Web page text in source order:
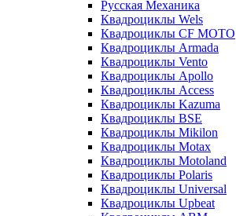
Русская Механика
Квадроциклы Wels
Квадроциклы CF MOTO
Квадроциклы Armada
Квадроциклы Vento
Квадроциклы Apollo
Квадроциклы Access
Квадроциклы Kazuma
Квадроциклы BSE
Квадроциклы Mikilon
Квадроциклы Motax
Квадроциклы Motoland
Квадроциклы Polaris
Квадроциклы Universal
Квадроциклы Upbeat